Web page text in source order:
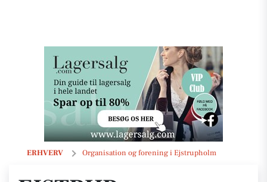
ERHVERV Organisation og forening i Ejstrupholm
Ejstrup - Gludsted Menighedsråd